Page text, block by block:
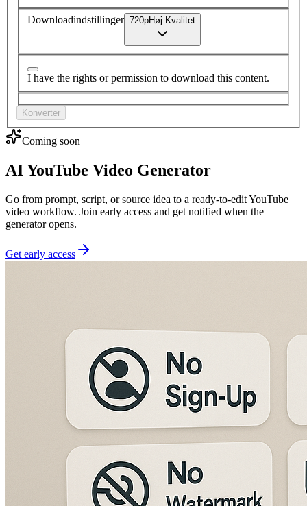
Downloadindstillinger 720pHøj Kvalitet
I have the rights or permission to download this content.
Konverter
Coming soon
AI YouTube Video Generator
Go from prompt, script, or source idea to a ready-to-edit YouTube
video workflow. Join early access and get notified when the
generator opens.
Get early access